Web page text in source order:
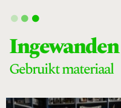
Ingewanden
gebruikt materiaal